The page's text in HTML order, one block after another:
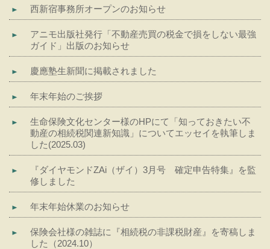
西新宿事務所オープンのお知らせ
アニモ出版社発行「不動産売買の税金で損をしない最強
ガイド」出版のお知らせ
慶應塾生新聞に掲載されました
年末年始のご挨拶
生命保険文化センター様のHPにて「知っておきたい不
動産の相続税関連新知識」についてエッセイを執筆しま
した(2025.03)
『ダイヤモンドZAi（ザイ）3月号 確定申告特集』を監
修しました
年末年始休業のお知らせ
保険会社様の雑誌に『相続税の非課税財産』を寄稿しま
した（2024.10）